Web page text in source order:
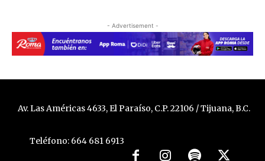
- Advertisement -
Av. Las Américas 4633, El Paraíso, C.P. 22106 / Tijuana, B.C.
Teléfono: 664 681 6913